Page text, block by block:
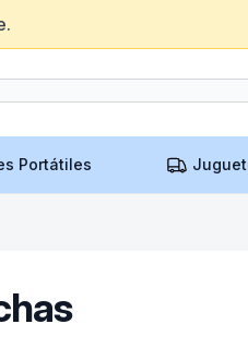
Portátiles